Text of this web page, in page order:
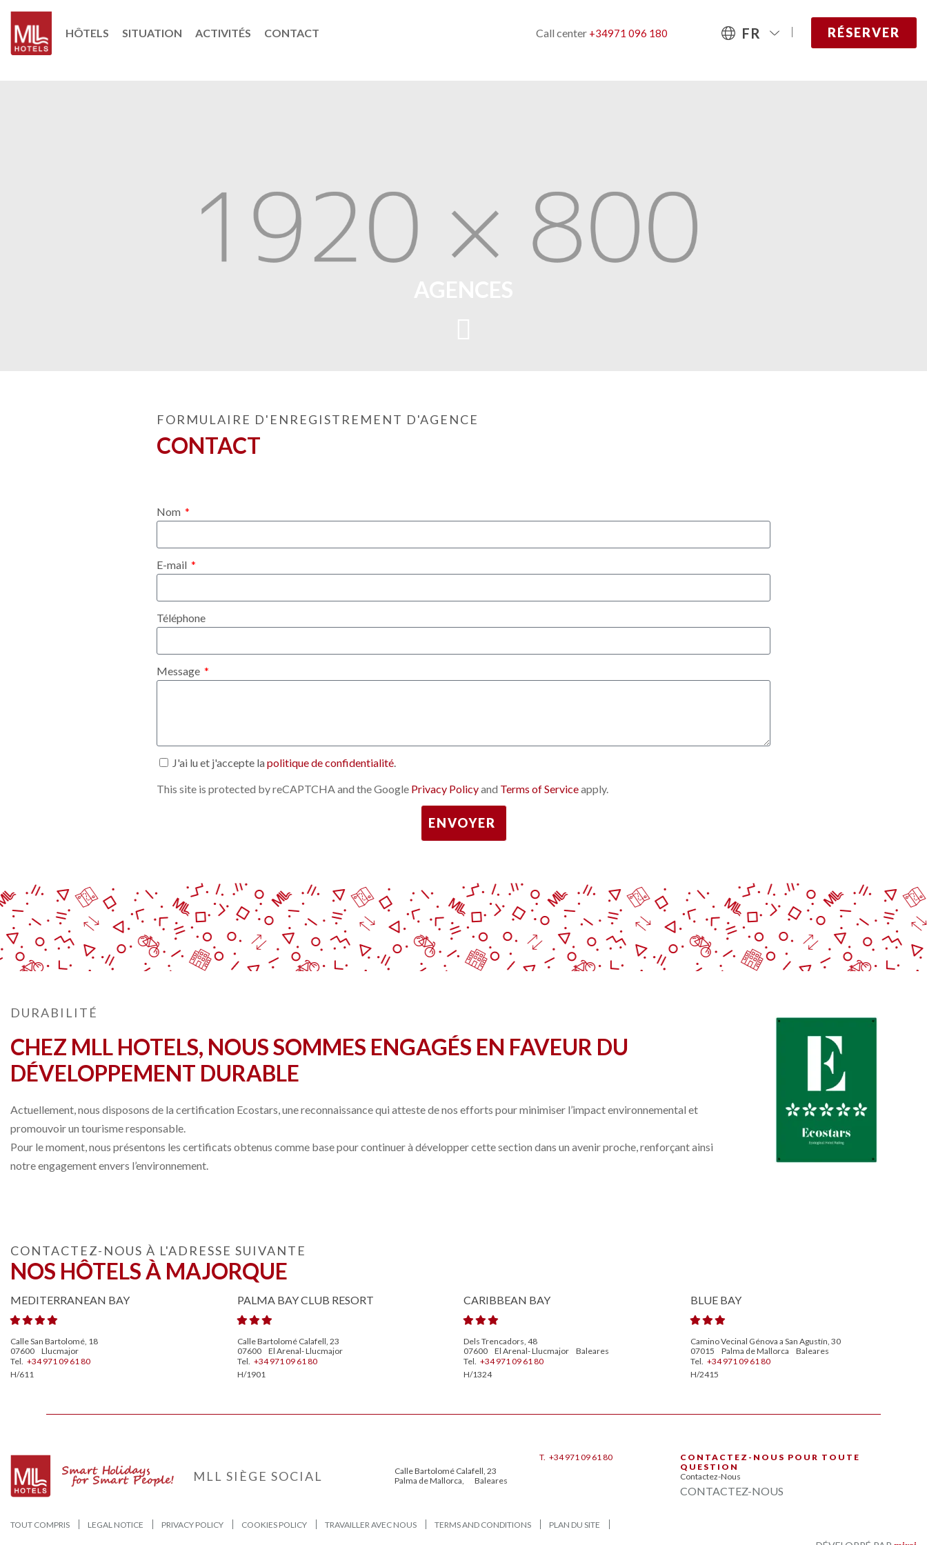
HÔTELS SITUATION ACTIVITÉS CONTACT Call center +34971 096 180 FR RÉSERVER
FORMULAIRE D'ENREGISTREMENT D'AGENCE
CONTACT
Nom
E-mail
Téléphone
Message
J'ai lu et j'accepte lapolitique de confidentialité
This site is protected by reCAPTCHA and the Google Privacy Policyand Terms of Serviceapply.
ENVOYER
DURABILITÉ
CHEZ MLL HOTELS, NOUS SOMMES ENGAGÉS EN FAVEUR DU
DÉVELOPPEMENT DURABLE
Actuellement, nous disposons de la certification Ecostars, une reconnaissance qui atteste de nos efforts pour minimiser l’impact environnemental et
promouvoir un tourisme responsable.
Pour le moment, nous présentons les certificats obtenus comme base pour continuer à développer cette section dans un avenir proche, renforçant ainsi
notre engagement envers l’environnement.
CONTACTEZ-NOUS À L'ADRESSE SUIVANTE
NOS HÔTELS À MAJORQUE
MEDITERRANEAN BAY
Calle San Bartolomé, 18
07600
Llucmajor
Tel. +34 971 09 61 80
H/611
PALMA BAY CLUB RESORT
Calle Bartolomé Calafell, 23
07600
El Arenal- Llucmajor
Tel. +34 971 09 61 80
H/1901
CARIBBEAN BAY
Dels Trencadors, 48
07600
El Arenal- Llucmajor
Baleares
Tel. +34 971 09 61 80
H/1324
BLUE BAY
Camino Vecinal Génova a San Agustín, 30
07015
Palma de Mallorca
Baleares
Tel. +34 971 09 61 80
H/2415
MLL SIÈGE SOCIAL
Calle Bartolomé Calafell, 23
Palma de Mallorca, Baleares
T. +34 971 09 61 80
CONTACTEZ-NOUS POUR TOUTE
QUESTION
Contactez-Nous
CONTACTEZ-NOUS
TOUT COMPRIS LEGAL NOTICE PRIVACY POLICY COOKIES POLICY TRAVAILLER AVEC NOUS TERMS AND CONDITIONS PLAN DU SITE